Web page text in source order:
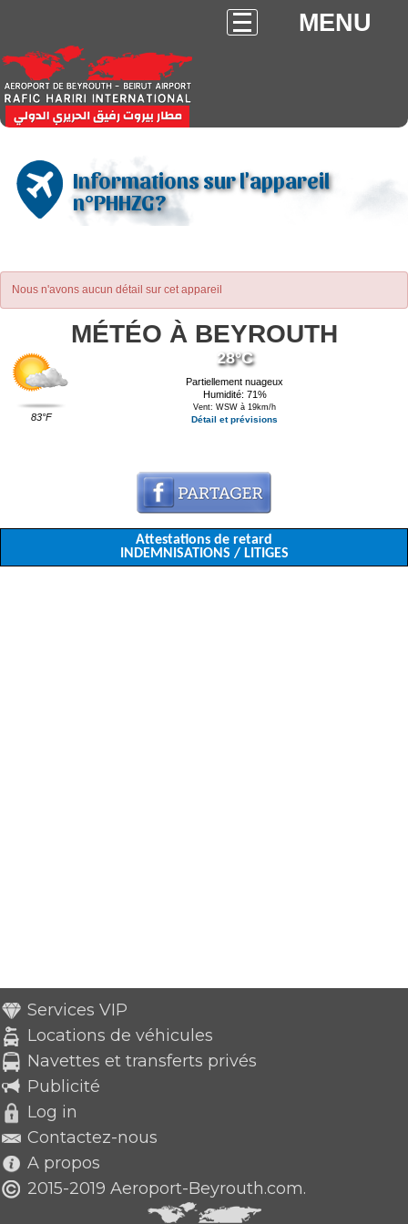
MENU
Informations sur l'appareil
n°PHHZG?
Nous n'avons aucun détail sur cet appareil
MÉTÉO À BEYROUTH
83°F
28°C
Partiellement nuageux
Humidité: 71%
Vent: WSW à 19km/h
Détail et prévisions
Attestations de retard
INDEMNISATIONS / LITIGES
Services VIP
Locations de véhicules
Navettes et transferts privés
Publicité
Log in
Contactez-nous
A propos
2015-2019 Aeroport-Beyrouth.com.